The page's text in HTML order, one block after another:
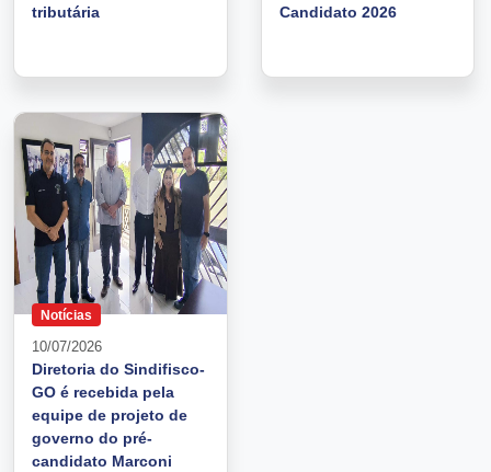
tributária
Candidato 2026
Notícias
10/07/2026
Diretoria do Sindifisco-
GO é recebida pela
equipe de projeto de
governo do pré-
candidato Marconi